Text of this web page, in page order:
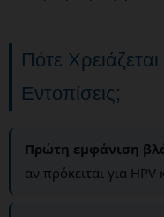
Πότε
Εντοπίσεις;
Πρώτη εμφάνιση
αν πρόκειται για